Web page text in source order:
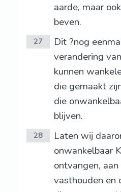
aarde, maar
beven.
27
Dit ?nog
verandering
kunnen
die gemaakt
die
blijven.
28
Laten wij
onwankelbaar
ontvangen,
vasthouden en